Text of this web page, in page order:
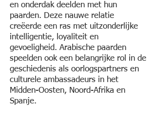
en onderdak deelden met hun
paarden. Deze nauwe relatie
creëerde een ras met uitzonderlijke
intelligentie, loyaliteit en
gevoeligheid. Arabische paarden
speelden ook een belangrijke rol in de
geschiedenis als oorlogspartners en
culturele ambassadeurs in het
Midden-Oosten, Noord-Afrika en
Spanje.